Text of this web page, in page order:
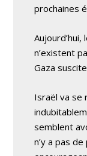
prochaines
n’existent
Gaza
Israël va se
semblent
n’y a pas